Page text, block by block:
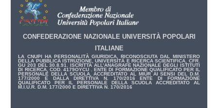
CONFEDERAZIONE NAZIONALE UNIVERSITÀ POPOLARI
ITALIANE
LA CNUPI HA PERSONALITÀ GIURIDICA, RICONOSCIUTA DAL MINISTERO
DELLA PUBBLICA ISTRUZIONE, UNIVERSITÀ E RICERCA SCIENTIFICA, CFR.
GU 203 DEL 30.8.91. ISCRITTA ALL’ANAGRAFE NAZIONALE DEGLI ISTITUTI
DI RICERCA, COD. 4179OYCU . ENTE DI FORMAZIONE QUALIFICATO PER IL
PERSONALE DELLA SCUOLA, ACCREDITATO AL MIUR AI SENSI DEL D.M.
177/2000 E DALLA DIRETTIVA N. 170/2016 ENTE DI FORMAZIONE
QUALIFICATO PER IL PERSONALE DELLA SCUOLA ACCREDITATO AL
M.I.U.R. D.M. 177/2000 E DIRETTIVA N. 170/2016